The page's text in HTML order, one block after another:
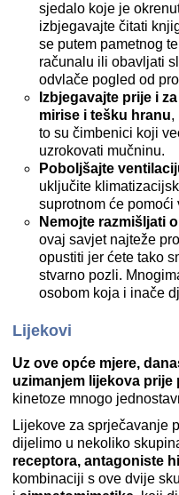
sjedalo koje je
izbjegavajte čitati
se putem pametnog
računalu ili obavljati
odvlače pogled od
Izbjegavajte prije i
mirise i tešku hranu,
to su čimbenici koji
uzrokovati mučninu.
Poboljšajte
uključite
suprotnom će pomoći
Nemojte razmišljati
ovaj savjet najteže
opustiti jer ćete tako
stvarno pozli.
osobom koja i inače
Lijekovi
Uz ove opće mjere,
uzimanjem lijekova prije
kinetoze mnogo
Lijekove za sprječavanje
dijelimo u nekoliko
receptora, antagoniste
kombinaciji s ove dvije